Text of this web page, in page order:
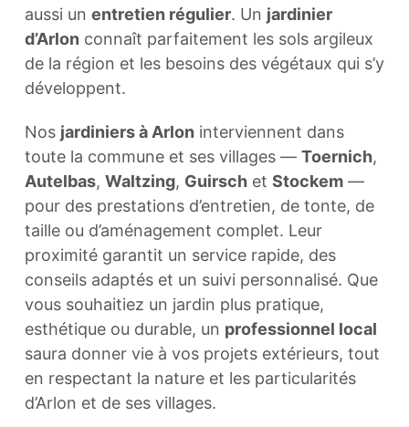
aussi un entretien régulier. Un jardinier
d’Arlon connaît parfaitement les sols argileux
de la région et les besoins des végétaux qui s’y
développent.
Nos jardiniers à Arlon interviennent dans
toute la commune et ses villages — Toernich,
Autelbas, Waltzing, Guirschet Stockem—
pour des prestations d’entretien, de tonte, de
taille ou d’aménagement complet. Leur
proximité garantit un service rapide, des
conseils adaptés et un suivi personnalisé. Que
vous souhaitiez un jardin plus pratique,
esthétique ou durable, un professionnel local
saura donner vie à vos projets extérieurs, tout
en respectant la nature et les particularités
d’Arlon et de ses villages.